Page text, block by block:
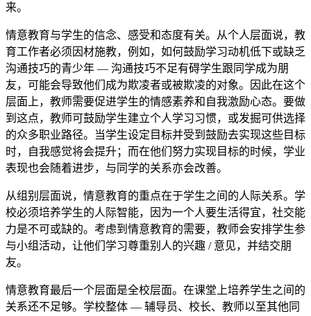
来。
情意教育与学生的信念、感受和态度有关。从个人层面说，教
育工作者必须因材施教，例如，如何鼓励学习动机低下或缺乏
沟通技巧的青少年 — 沟通技巧不足有碍学生跟同学成为朋
友，可能会导致他们成为欺凌者或被欺凌的对象。因此在这个
层面上，教师需要促进学生的情感素养和自我激励心态。要做
到这点，教师可鼓励学生建立个人学习习惯，或发掘可供选择
的众多职业路径。当学生设定目标并受到鼓励去实现这些目标
时，自我感觉将会提升；而在他们努力实现目标的时候，学业
表现也会随着进步，与同学的关系亦会改善。
从组别层面说，情意教育的重点在于学生之间的人际关系。学
校必须培养学生的人际智能，因为一个人要生活得宜，社交能
力是不可或缺的。考虑到情意教育的需要，教师会安排学生参
与小组活动，让他们学习尊重别人的兴趣 / 意见，并结交朋
友。
情意教育最后一个层面是全校层面。在课堂上培养学生之间的
关系还不足够。学校整体 — 辅导员、校长、教师以至其他同